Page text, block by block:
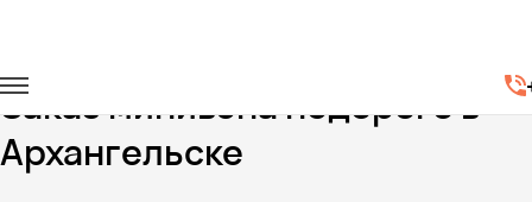
Заказ минивэна недорого в
Архангельске